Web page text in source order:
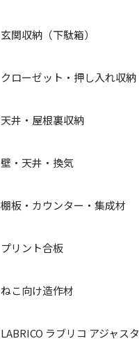
玄関収納（下駄箱）
クローゼット・押し入れ収納
天井・屋根裏収納
壁・天井・換気
棚板・カウンター・集成材
プリント合板
ねこ向け造作材
LABRICO ラブリコ アジャスタ